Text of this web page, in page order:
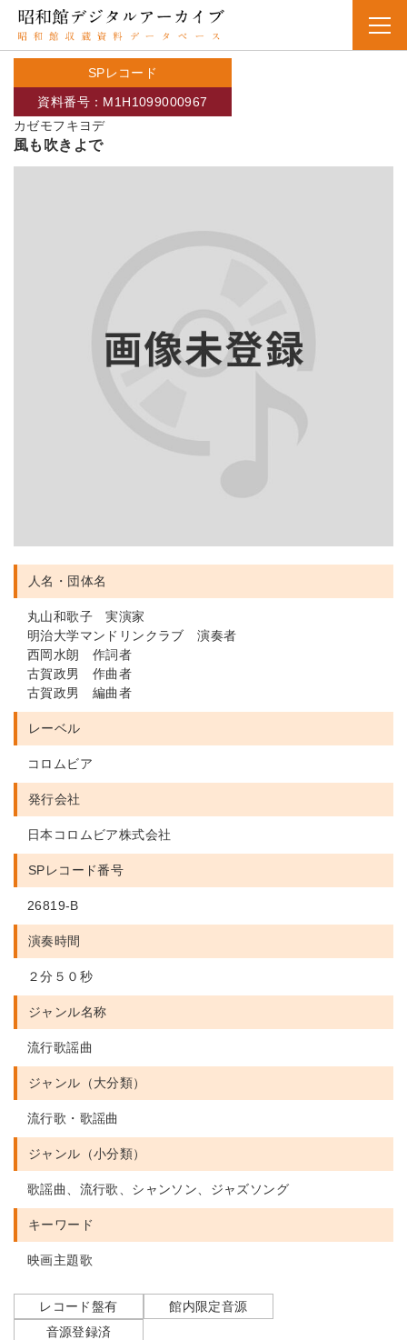
SPレコード
カゼモフキヨデ
資料番号：M1H1099000967
風も吹きよで
人名・団体名
丸山和歌子 実演家
明治大学マンドリンクラブ 演奏者
西岡水朗 作詞者
古賀政男 作曲者
古賀政男 編曲者
レーベル
コロムビア
発行会社
日本コロムビア株式会社
SPレコード番号
26819-B
演奏時間
２分５０秒
ジャンル名称
流行歌謡曲
ジャンル（大分類）
流行歌・歌謡曲
ジャンル（小分類）
歌謡曲、流行歌、シャンソン、ジャズソング
キーワード
映画主題歌
レコード盤有
館内限定音源
音源登録済